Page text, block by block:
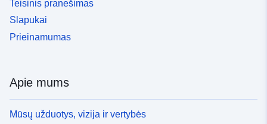
Teisinis pranešimas
Slapukai
Prieinamumas
Apie mums
Mūsų užduotys, vizija ir vertybės